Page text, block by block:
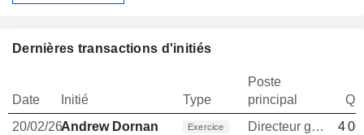
Dernières transactions d'initiés
Date Initié Type
Poste
principal
20/02/26Andrew Dornan Exercice Directeur general
4